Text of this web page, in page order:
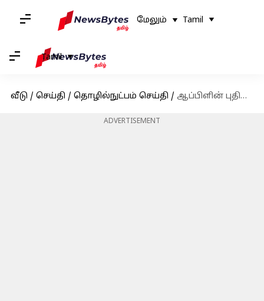
மேலும் Tamil
Tamil
வீடு / செய்தி / தொழில்நுட்பம் செய்தி / ஆப்பிளின் புதிய ஐபோன்கள் ஸ்பைவேர் தாக்குதல்களை தானாகவே தடுக்கின்றன
ADVERTISEMENT